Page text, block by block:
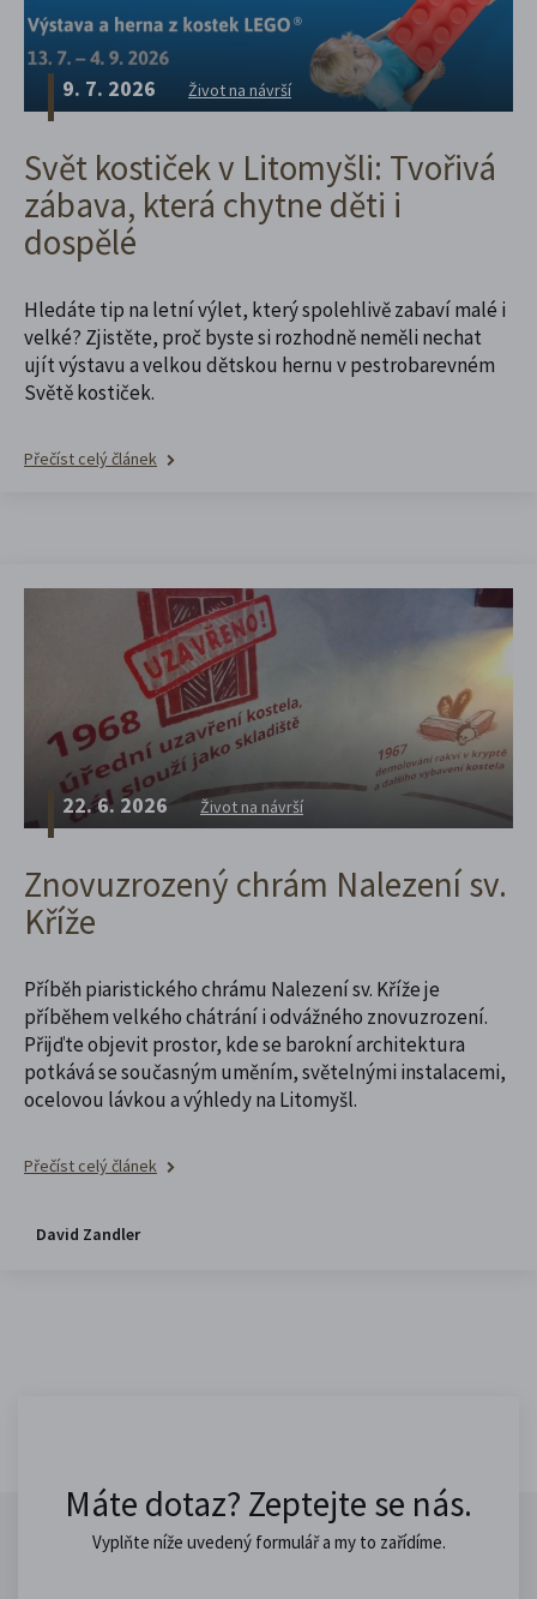
9. 7. 2026 Život na návrší
Svět kostiček v Litomyšli: Tvořivá
zábava, která chytne děti i
dospělé
Hledáte tip na letní výlet, který spolehlivě zabaví malé i
velké? Zjistěte, proč byste si rozhodně neměli nechat
ujít výstavu a velkou dětskou hernu v pestrobarevném
Světě kostiček.
Přečíst celý článek
22. 6. 2026 Život na návrší
Znovuzrozený chrám Nalezení sv.
Kříže
Příběh piaristického chrámu Nalezení sv. Kříže je
příběhem velkého chátrání i odvážného znovuzrození.
Přijďte objevit prostor, kde se barokní architektura
potkává se současným uměním, světelnými instalacemi,
ocelovou lávkou a výhledy na Litomyšl.
Přečíst celý článek
David Zandler
Máte dotaz? Zeptejte se nás.
Vyplňte níže uvedený formulář a my to zařídíme.